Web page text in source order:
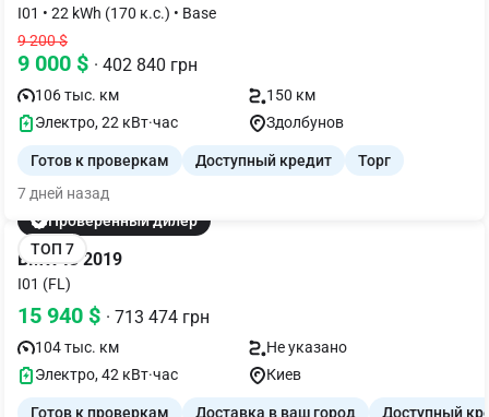
I01 • 22 kWh (170 к.с.) • Base
9 200 $
9 000 $ · 402 840 грн
106 тыс. км
150 км
Электро, 22 кВт·час
Здолбунов
Готов к проверкам Доступный кредит
Торг
7 дней назад
Проверенный дилер
ТОП 7
BMW I3 2019
I01 (FL)
15 940 $ · 713 474 грн
104 тыс. км
Не указано
Электро, 42 кВт·час
Киев
Готов к проверкам Доставка в ваш город
Доступный